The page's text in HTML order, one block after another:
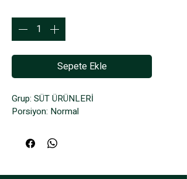
Sepete Ekle
Grup: SÜT ÜRÜNLERİ
Porsiyon: Normal